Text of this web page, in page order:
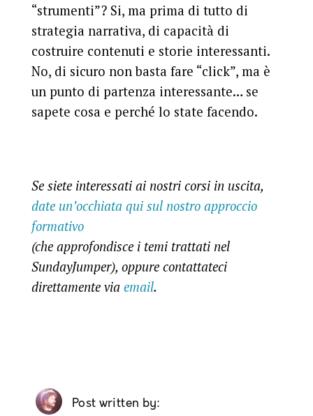
“strumenti”? Si, ma prima di tutto di
strategia narrativa, di capacità di
costruire contenuti e storie interessanti.
No, di sicuro non basta fare “click”, ma è
un punto di partenza interessante… se
sapete cosa e perché lo state facendo.
Se siete interessati ai nostri corsi in uscita,
date un’occhiata qui sul nostro approccio
formativo
(che approfondisce i temi trattati nel
SundayJumper), oppure contattateci
direttamente via email.
Post written by